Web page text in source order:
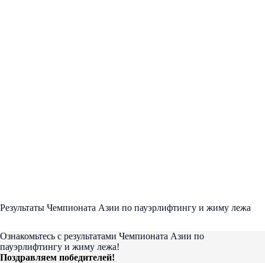
Результаты Чемпионата Азии по пауэрлифтингу и жиму лежа
Ознакомьтесь с результатами Чемпионата Азии по
пауэрлифтингу и жиму лежа!
Поздравляем победителей!